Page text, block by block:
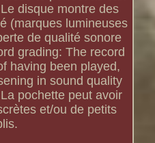
disque montre des
(marques lumineuses
de qualité sonore
grading: The record
having been played,
in sound quality
pochette peut avoir
et/ou de petits